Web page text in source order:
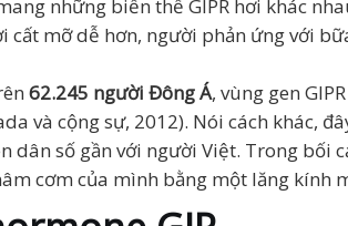
những biến thể GIPR hơi khác
mỡ dễ hơn, người phản ứng với
62.245 người Đông Á, vùng gen
và cộng sự, 2012). Nói cách khác,
dân số gần với người Việt. Trong bối
cơm của mình bằng một lăng kính